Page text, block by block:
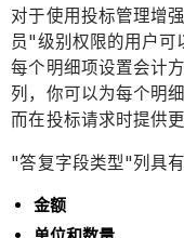
对于使用投标管理增
员"级别权限的用户
每个明细项设置会计
列，你可以为每个明
而在投标请求时提供
"答复字段类型"列具
金额